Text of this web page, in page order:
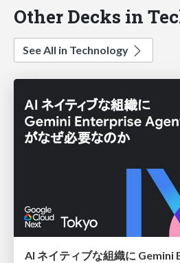
Other Decks in
See All in Technology